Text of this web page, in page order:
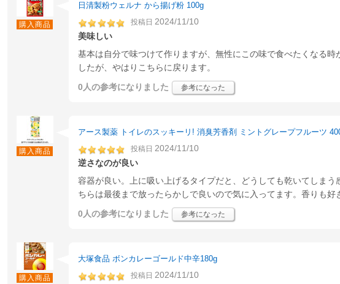
購入商品
日清製粉ウェルナ から揚げ粉 100g
投稿日 2024/11/10
美味しい
基本は自分で味つけて作りますが、無性にこの味で食べたくなる
したが、やはりこちらに戻ります。
0人の参考になりました 参考になった
購入商品
アース製薬 トイレのスッキーリ! 消臭芳香剤 ミントグレープフルーツ
投稿日 2024/11/10
逆さなのが良い
容器が良い。上に吸い上げるタイプだと、どうしても乾いてしま
ちらは最後まで放ったらかしで良いので気に入ってます。香りも好
0人の参考になりました 参考になった
購入商品
大塚食品 ボンカレーゴールド中辛180g
投稿日 2024/11/10